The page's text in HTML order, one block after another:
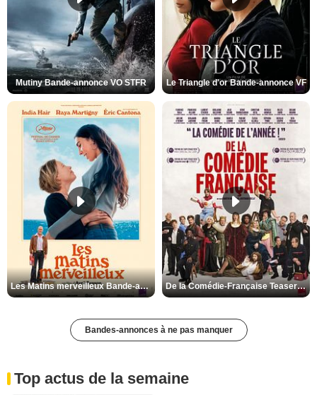
Mutiny Bande-annonce VO STFR Le Triangle d'or Bande-annonce VF
Les Matins merveilleux Bande-annonce VF De la Comédie-Française Teaser VF
Bandes-annonces à ne pas manquer
Top actus de la semaine